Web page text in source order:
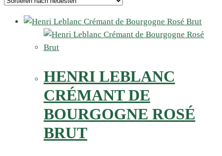
HENRI LEBLANC
CRÉMANT DE
BOURGOGNE ROSÉ
BRUT